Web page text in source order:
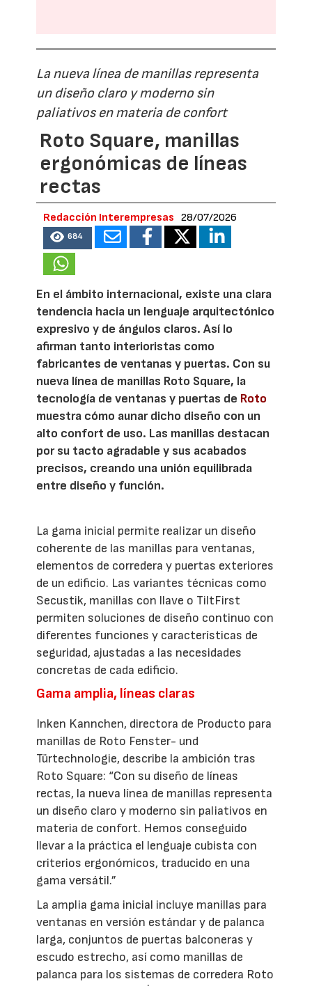
La nueva línea de manillas representa
un diseño claro y moderno sin
paliativos en materia de confort
Roto Square, manillas
ergonómicas de líneas
rectas
Redacción Interempresas 28/07/2026
684
En el ámbito internacional, existe una clara
tendencia hacia un lenguaje arquitectónico
expresivo y de ángulos claros. Así lo
afirman tanto interioristas como
fabricantes de ventanas y puertas. Con su
nueva línea de manillas Roto Square, la
tecnología de ventanas y puertas de Roto
muestra cómo aunar dicho diseño con un
alto confort de uso. Las manillas destacan
por su tacto agradable y sus acabados
precisos, creando una unión equilibrada
entre diseño y función.
La gama inicial permite realizar un diseño
coherente de las manillas para ventanas,
elementos de corredera y puertas exteriores
de un edificio. Las variantes técnicas como
Secustik, manillas con llave o TiltFirst
permiten soluciones de diseño continuo con
diferentes funciones y características de
seguridad, ajustadas a las necesidades
concretas de cada edificio.
Gama amplia, líneas claras
Inken Kannchen, directora de Producto para
manillas de Roto Fenster- und
Türtechnologie, describe la ambición tras
Roto Square: “Con su diseño de líneas
rectas, la nueva línea de manillas representa
un diseño claro y moderno sin paliativos en
materia de confort. Hemos conseguido
llevar a la práctica el lenguaje cubista con
criterios ergonómicos, traducido en una
gama versátil.”
La amplia gama inicial incluye manillas para
ventanas en versión estándar y de palanca
larga, conjuntos de puertas balconeras y
escudo estrecho, así como manillas de
palanca para los sistemas de corredera Roto